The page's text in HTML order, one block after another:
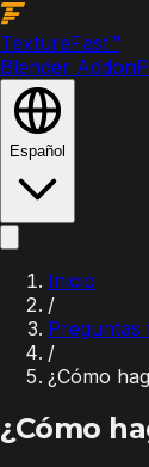
TextureFast™
Blender Addon
Español
Inicio
/
Preguntas
/
¿Cómo
¿Cómo